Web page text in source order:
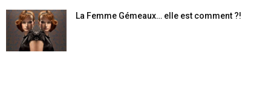
La Femme Gémeaux… elle est comment ?!